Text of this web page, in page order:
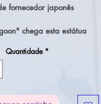
fornecedor japonês
chega esta estátua
Bare Leg Bunny! Tem
de altura.
Quantidade *